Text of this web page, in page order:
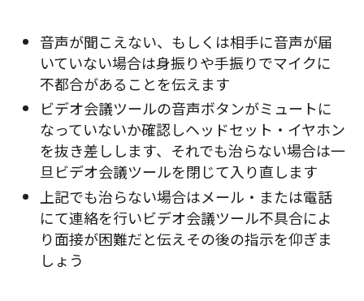
音声が聞こえない、もしくは相手に音声が届
いていない場合は身振りや手振りでマイクに
不都合があることを伝えます
ビデオ会議ツールの音声ボタンがミュートに
なっていないか確認しヘッドセット・イヤホン
を抜き差しします、それでも治らない場合は一
旦ビデオ会議ツールを閉じて入り直します
上記でも治らない場合はメール・または電話
にて連絡を行いビデオ会議ツール不具合によ
り面接が困難だと伝えその後の指示を仰ぎま
しょう